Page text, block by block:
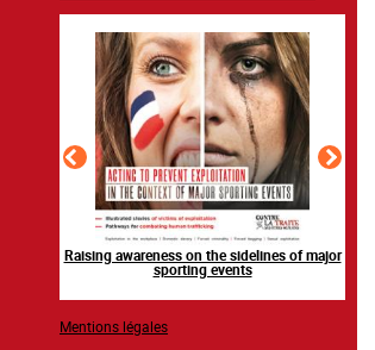
Raising awareness on the sidelines of major
sporting events
Mentions légales